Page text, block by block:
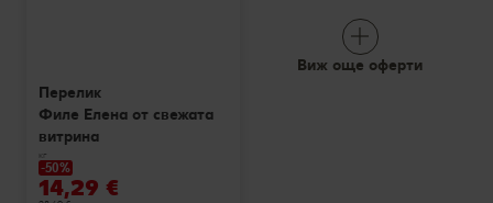
Перелик
Филе Елена от свежата
витрина
кг
-50%
14,29 €
Виж още оферти